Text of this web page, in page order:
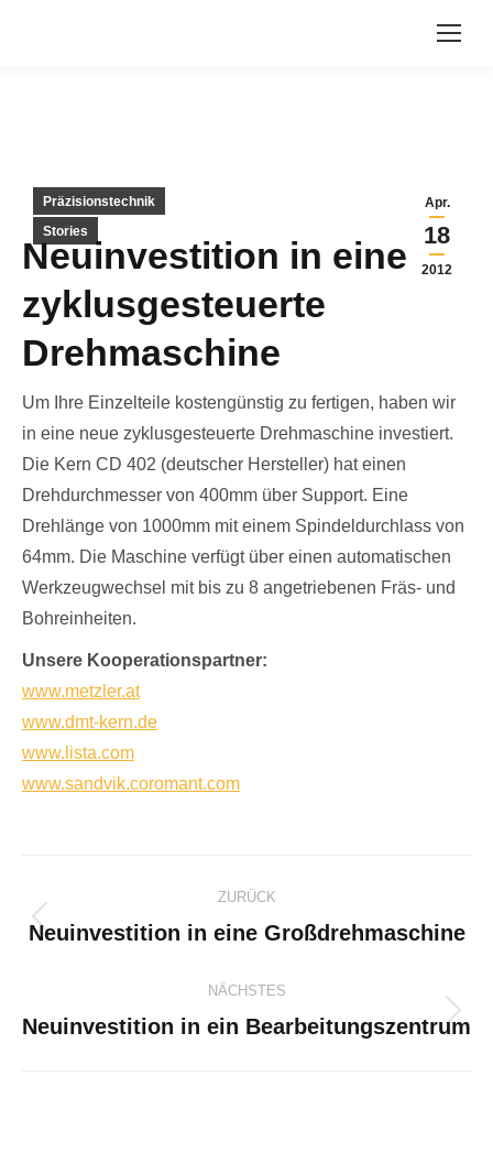
Apr.
18
2012
Präzisionstechnik
Stories
Neuinvestition in eine
zyklusgesteuerte
Drehmaschine
Um Ihre Einzelteile kostengünstig zu fertigen, haben wir
in eine neue zyklusgesteuerte Drehmaschine investiert.
Die Kern CD 402 (deutscher Hersteller) hat einen
Drehdurchmesser von 400mm über Support. Eine
Drehlänge von 1000mm mit einem Spindeldurchlass von
64mm. Die Maschine verfügt über einen automatischen
Werkzeugwechsel mit bis zu 8 angetriebenen Fräs- und
Bohreinheiten.
Unsere Kooperationspartner:
www.metzler.at
www.dmt-kern.de
www.lista.com
www.sandvik.coromant.com
Kommentarnavigation
ZURÜCK
Vorheriger
Neuinvestition in eine Großdrehmaschine
NÄCHSTES
Nächster
Neuinvestition in ein Bearbeitungszentrum